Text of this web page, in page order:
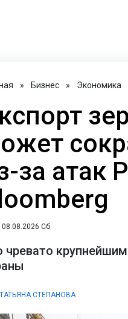
» Бизнес » Экономика
за атак
08.08.2026 Сб
чревато
ТАТЬЯНА СТЕПАНОВА